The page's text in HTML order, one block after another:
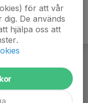
för att vår
De används
hjälpa oss att